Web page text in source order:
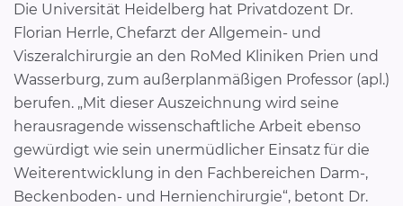
Die Universität Heidelberg hat Privatdozent Dr.
Florian Herrle, Chefarzt der Allgemein- und
Viszeralchirurgie an den RoMed Kliniken Prien und
Wasserburg, zum außerplanmäßigen Professor (apl.)
berufen. „Mit dieser Auszeichnung wird seine
herausragende wissenschaftliche Arbeit ebenso
gewürdigt wie sein unermüdlicher Einsatz für die
Weiterentwicklung in den Fachbereichen Darm-,
Beckenboden- und Hernienchirurgie“, betont Dr.